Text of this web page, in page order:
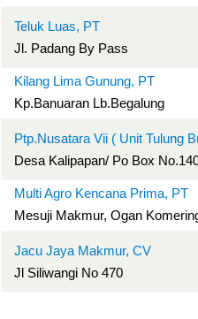
Teluk Luas, PT
Jl. Padang By Pass
Kilang Lima Gunung, PT
Kp.Banuaran Lb.Begalung
Ptp.Nusatara Vii ( Unit Tulung
Desa Kalipapan/ Po Box
Multi Agro Kencana Prima, PT
Mesuji Makmur, Ogan
Jacu Jaya Makmur, CV
Jl Siliwangi No 470